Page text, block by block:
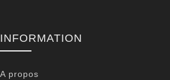
INFORMATION
A propos